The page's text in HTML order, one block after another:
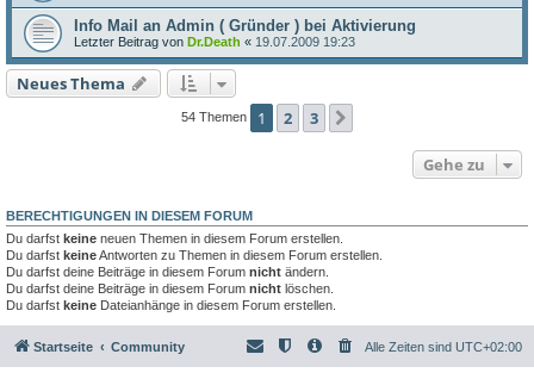
Info Mail an Admin ( Gründer ) bei Aktivierung
Letzter Beitrag von Dr.Death « 19.07.2009 19:23
Neues Thema
54 Themen 1 2 3
Gehe zu
BERECHTIGUNGEN IN DIESEM FORUM
Du darfst keine neuen Themen in diesem Forum erstellen.
Du darfst keineAntworten zu Themen in diesem Forum erstellen.
Du darfst deine Beiträge in diesem Forum nicht ändern.
Du darfst deine Beiträge in diesem Forum nicht löschen.
Du darfst keine Dateianhänge in diesem Forum erstellen.
Startseite Community Alle Zeiten sind UTC+02:00